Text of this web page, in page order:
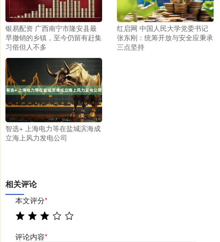
银易配资 广西南宁市隆安县最
早撤销的乡镇，至今仍留有赶集
习俗但人不多
红启网 中国人民大学党委书记
张东刚：统筹开放与安全应秉承
三点坚持
智选+ 上海电力等在盐城滨海成
立海上风力发电公司
相关评论
本文评分*
评论内容*